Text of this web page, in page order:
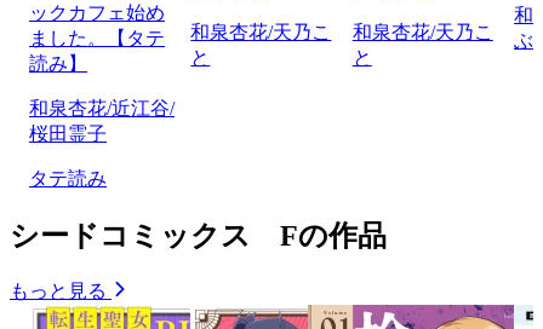
ックカフェ始め
ました。【タテ
読み】
和泉杏花/近江谷/
桜田霊子
タテ読み
和泉杏花/天乃こ
と
和泉杏花/天乃こ
と
和
ぶ
シードコミックス Fの作品
もっと見る